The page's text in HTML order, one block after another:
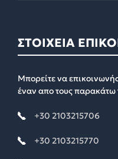
ΣΤΟΙΧΕΙΑ
Μπορείτε να
έναν απο τους παρακάτω
+30 2103215706
+30 2103215770